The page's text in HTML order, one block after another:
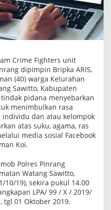
Crime Fighters unit
dipimpin Bripka ARIS,
(40) warga Kelurahan
Sawitto, Kabupaten
pidana menyebarkan
menimbulkan rasa
dan atau kelompok
atas suku, agama, ras
media sosial Facebook
Koi.
Polres Pinrang
Watang Sawitto,
10/19), sekira pukul 14.00
LPA/ 99 / X / 2019/
, tgl 01 Oktober 2019.